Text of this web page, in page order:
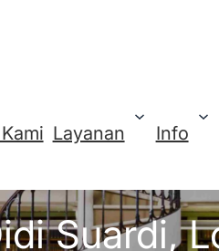
Layanan Info
Suardi,